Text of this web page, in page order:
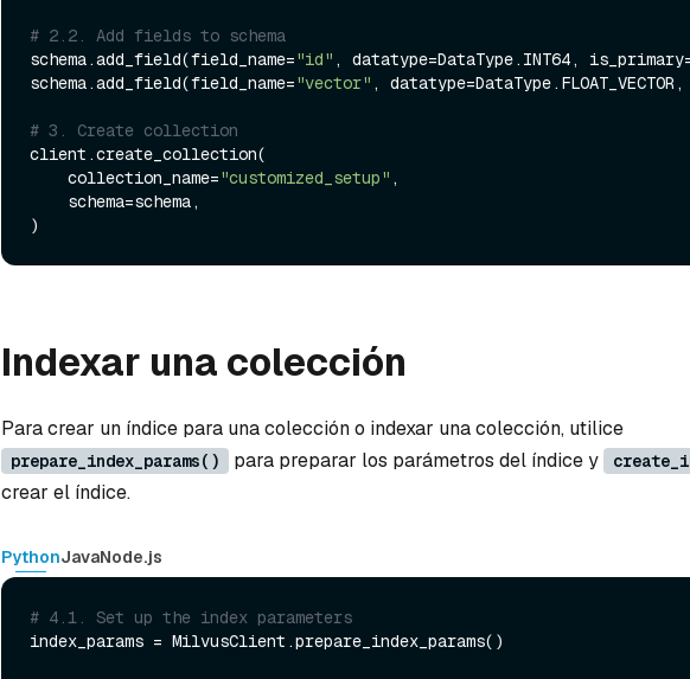
# 2.2. Add fields to schema
schema.add_field(field_name="id" , datatype=DataType.INT64,
schema.add_field(field_name="vector" ,
# 3. Create collection
client.create_collection(
    collection_name=
"customized_setup" ,
Indexar una colección
Para crear un índice para una colección o indexar una colección, utilice
prepare_index_params() para preparar los parámetros del índice y
crear el índice.
PythonJavaNode.js
# 4.1. Set up the index parameters
index_params = MilvusClient.prepare_index_params()